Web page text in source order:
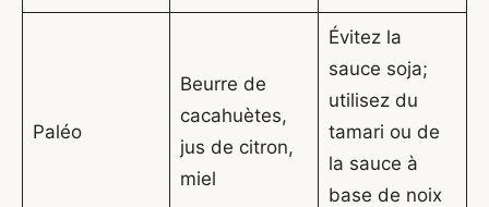
Paléo
Beurre de
cacahuètes,
jus de citron,
miel
Évitez la
sauce soja;
utilisez du
tamari ou de
la sauce à
base de noix